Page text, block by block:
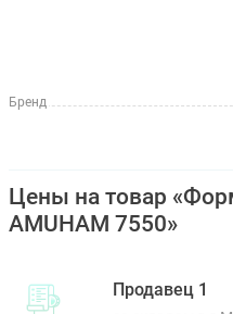
Бренд
Цены на товар
AMUHAM 7550»
Продавец 1